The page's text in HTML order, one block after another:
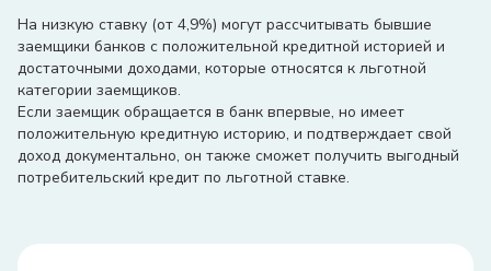
На низкую ставку (от 4,9%) могут рассчитывать бывшие
заемщики банков с положительной кредитной историей и
достаточными доходами, которые относятся к льготной
категории заемщиков.
Если заемщик обращается в банк впервые, но имеет
положительную кредитную историю, и подтверждает свой
доход документально, он также сможет получить выгодный
потребительский кредит по льготной ставке.